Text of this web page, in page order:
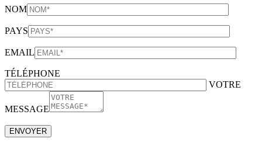
NOM
PAYS
EMAIL
TÉLÉPHONE
VOTRE
MESSAGE
laisser